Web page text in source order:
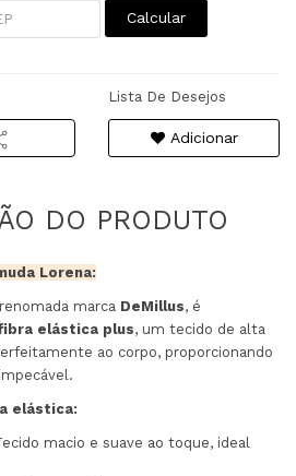
Calcular
Lista De Desejos
Adicionar
Lorena:
marca DeMillus, é
elástica plus, um tecido de alta
ao corpo, proporcionando
elástica:
macio e suave ao toque, ideal